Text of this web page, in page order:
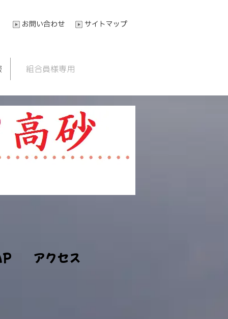
お問い合わせ サイトマップ
組合員様専用
アクセス